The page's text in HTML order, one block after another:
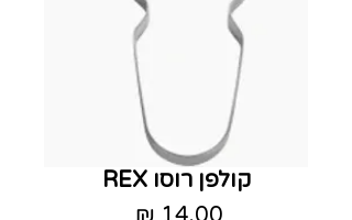
קולפן רוסו REX